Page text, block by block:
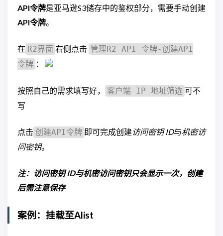
API令牌是亚马逊S3储存中的鉴权部分，需要手动创建
API令牌。
在 R2界面 右侧点击 管理R2 API 令牌-创建API
令牌 ：
按照自己的需求填写好， 客户端 IP 地址筛选 可不
写
点击 创建API令牌 即可完成创建访问密钥 ID与机密访
问密钥。
注：访问密钥 ID与机密访问密钥只会显示一次，创建
后需注意保存
案例：挂载至Alist